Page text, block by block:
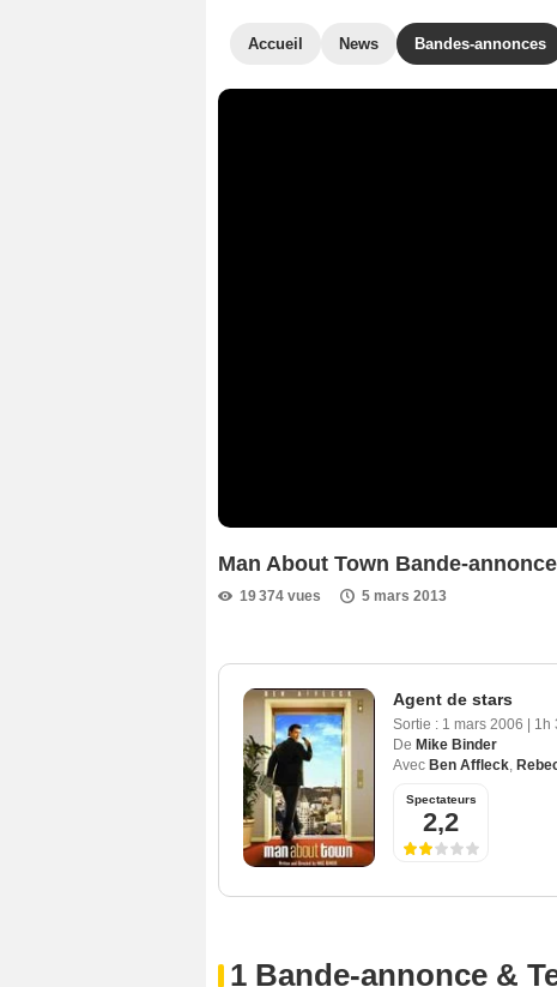
Accueil News Bandes-annonces
Man About Town Bande-
19 374 vues 5 mars 2013
Agent de stars
Sortie : 1 mars 2006
1h
De Mike Binder
Avec Ben Affleck,
Spectateurs
2,2
1 Bande-annonce &